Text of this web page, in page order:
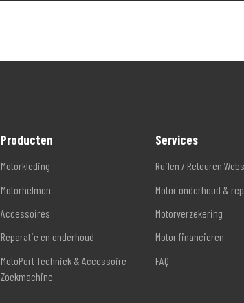
Producten
Motorkleding
Motorhelmen
Accessoires
Reparatie en onderhoud
MotoPort Techniek & Accessoire
Zoekmachine
Services
Ruilen / Retouren
Motor onderhoud &
Motorverzekering
Motor financieren
FAQ